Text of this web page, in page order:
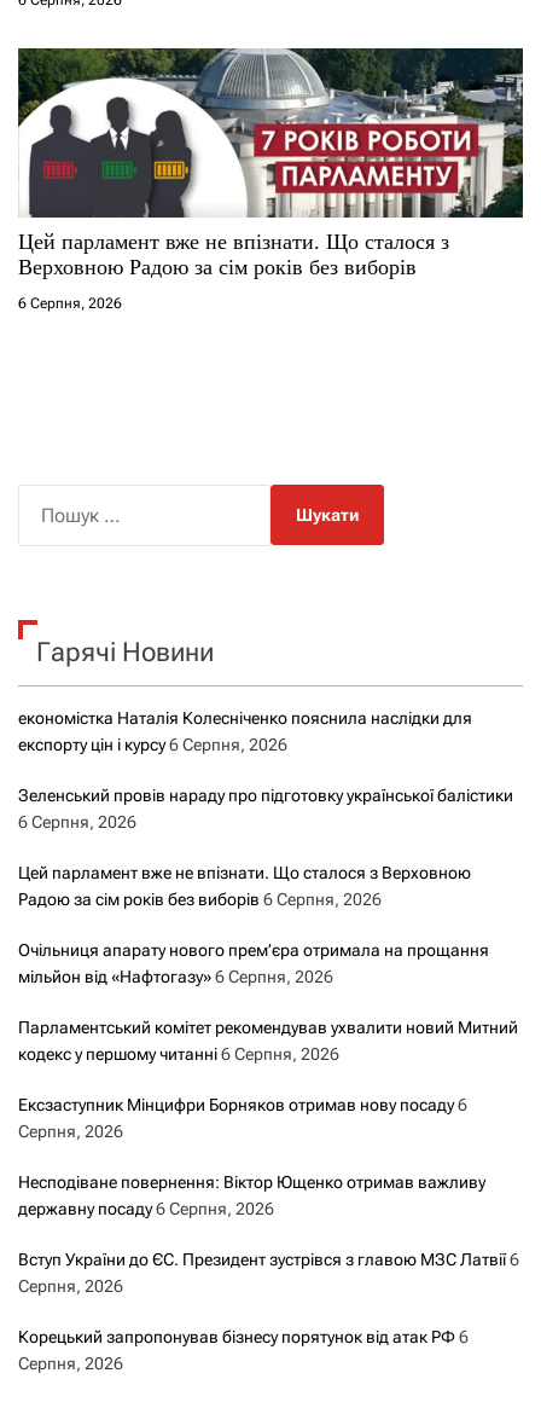
Цей парламент вже не впізнати. Що сталося з
Верховною Радою за сім років без виборів
6 Серпня, 2026
к
Гарячі Новини
економістка Наталія Колесніченко пояснила наслідки для
експорту цін і курсу6 Серпня, 2026
Зеленський провів нараду про підготовку української балістики
6 Серпня, 2026
Цей парламент вже не впізнати. Що сталося з Верховною
Радою за сім років без виборів 6 Серпня, 2026
Очільниця апарату нового прем’єра отримала на прощання
мільйон від «Нафтогазу»6 Серпня, 2026
Парламентський комітет рекомендував ухвалити новий Митний
кодекс у першому читанні6 Серпня, 2026
Ексзаступник Мінцифри Борняков отримав нову посаду6
Серпня, 2026
Несподіване повернення: Віктор Ющенко отримав важливу
державну посаду6 Серпня, 2026
Вступ України до ЄС. Президент зустрівся з главою МЗС Латвії6
Серпня, 2026
Корецький запропонував бізнесу порятунок від атак РФ6
Серпня, 2026